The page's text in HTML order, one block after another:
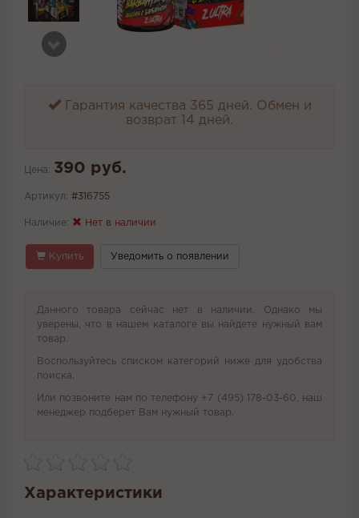
Гарантия качества 365 дней. Обмен и
возврат 14 дней.
Цена: 390 руб.
Артикул: #316755
Наличие: Нет в наличии
Купить Уведомить о появлении
Данного товара сейчас нет в наличии. Однако мы
уверены, что в нашем каталоге вы найдете нужный вам
товар.
Воспользуйтесь списком категорий ниже для удобства
поиска.
Или позвоните нам по телефону +7 (495) 178-03-60, наш
менеджер подберет Вам нужный товар.
Характеристики